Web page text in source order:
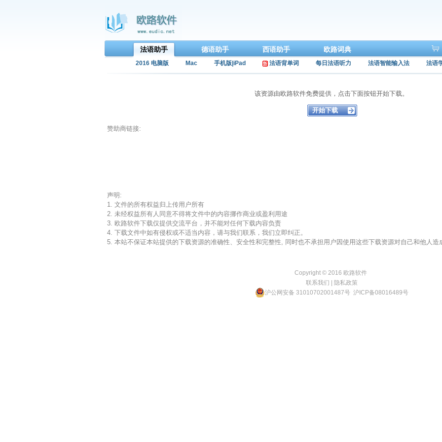
法语助手 德语助手 西语助手 欧路词典
2016 电脑版 Mac 手机版|iPad 法语背单词 每日法语听力 法语智能输入法 法语
该资源由欧路软件免费提供，点击下面按钮开始下载。
赞助商链接:
声明:
1. 文件的所有权益归上传用户所有
2. 未经权益所有人同意不得将文件中的内容挪作商业或盈利用途
3. 欧路软件下载仅提供交流平台，并不能对任何下载内容负责
4. 下载文件中如有侵权或不适当内容，请与我们联系，我们立即纠正。
5. 本站不保证本站提供的下载资源的准确性、安全性和完整性, 同时也不承担用户因使用这些下载资源对自己和他人造
Copyright © 2016 欧路软件
联系我们
隐私政策
沪公网安备 31010702001487号 沪ICP备08016489号